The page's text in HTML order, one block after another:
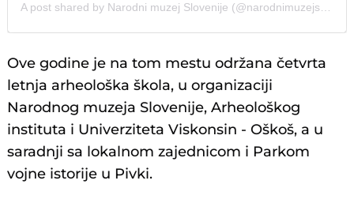
Ove godine je na tom mestu održana četvrta
letnja arheološka škola, u organizaciji
Narodnog muzeja Slovenije, Arheološkog
instituta i Univerziteta Viskonsin - Oškoš, a u
saradnji sa lokalnom zajednicom i Parkom
vojne istorije u Pivki.